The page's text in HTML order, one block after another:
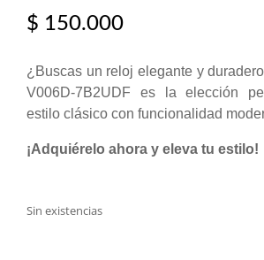
$ 150.000
¿Buscas un reloj elegante y
V006D-7B2UDF es la elección
estilo clásico con funcionalidad
¡Adquiérelo ahora y eleva tu estilo!
Sin existencias